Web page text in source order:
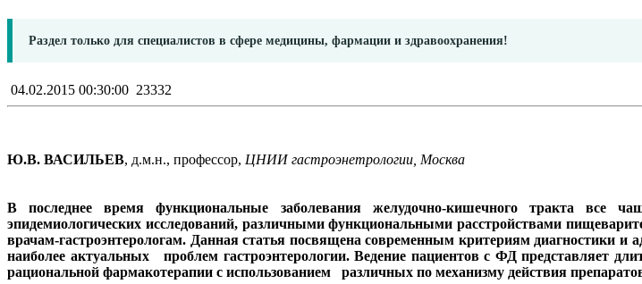
Раздел только для специалистов в сфере медицины, фармации и здравоохранения!
04.02.2015 00:30:00 23332
Ю.В. ВАСИЛЬЕВ, д.м.н., профессор, ЦНИИ гастроэнетрологии, Москва
В последнее время функциональные заболевания желудочно-кишечного тракта все
эпидемиологических исследований, различными функциональными расстройствами
врачам-гастроэнтерологам. Данная статья посвящена современным критериям диагностики и
наиболее актуальных проблем гастроэнтерологии. Ведение пациентов с ФД представляет
рациональной фармакотерапии с использованием различных по механизму действия